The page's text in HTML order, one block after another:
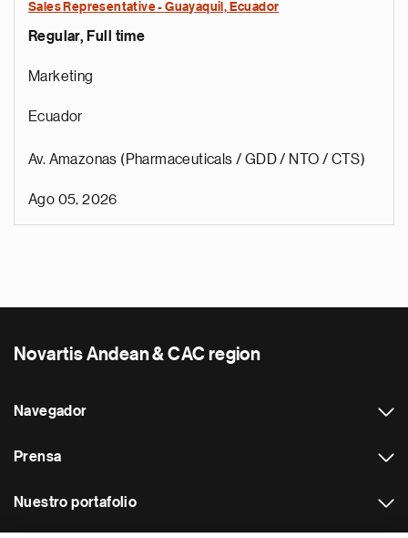
Sales Representative - Guayaquil, Ecuador
Regular, Full time
Marketing
Ecuador
Av. Amazonas (Pharmaceuticals / GDD / NTO / CTS)
Ago 05, 2026
Novartis Andean & CAC region
Navegador
Prensa
Nuestro portafolio